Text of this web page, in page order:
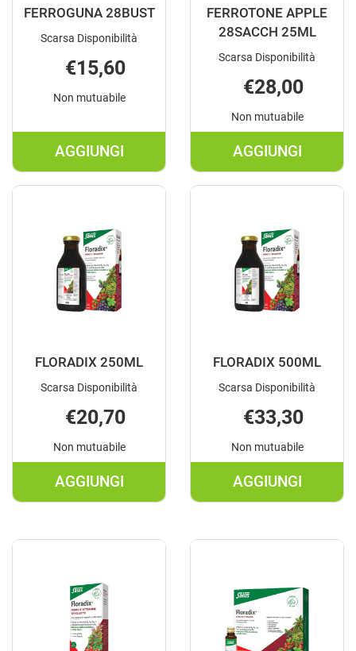
FERROGUNA 28BUST
Scarsa Disponibilità
€15,60
Non mutuabile
AGGIUNGI
AGGIUNGI FERROGUNA
28BUST AL
FERROTONE APPLE
28SACCH 25ML
Scarsa Disponibilità
€28,00
Non mutuabile
AGGIUNGI
AGGIUNGI
APPLE
25ML AL
CARRELLO
FLORADIX 250ML
Scarsa Disponibilità
€20,70
Non mutuabile
AGGIUNGI
AGGIUNGI FLORADIX
CARRELLO
FLORADIX 500ML
Scarsa Disponibilità
€33,30
Non mutuabile
AGGIUNGI
AGGIUNGI
CARRELLO